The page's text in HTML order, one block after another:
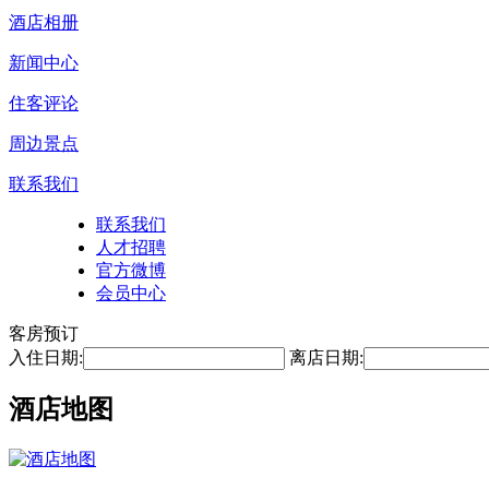
酒店相册
新闻中心
住客评论
周边景点
联系我们
联系我们
人才招聘
官方微博
会员中心
客房预订
入住日期:
离店日期:
酒店地图